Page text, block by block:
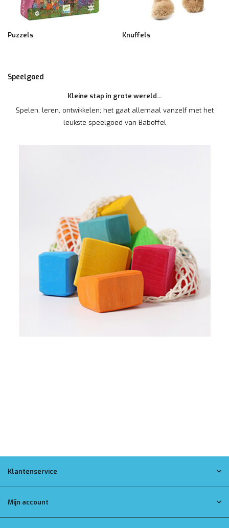
Puzzels Knuffels
Speelgoed
Kleine stap in grote wereld...
Spelen, leren, ontwikkelen; het gaat allemaal vanzelf met het
leukste speelgoed van Baboffel
Klantenservice
Mijn account